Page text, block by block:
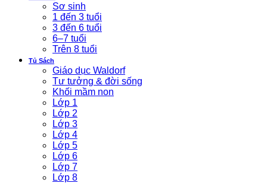
Sơ sinh
1 đến 3 tuổi
3 đến 6 tuổi
6–7 tuổi
Trên 8 tuổi
Tủ Sách
Giáo dục Waldorf
Tư tưởng & đời sống
Khối mầm non
Lớp 1
Lớp 2
Lớp 3
Lớp 4
Lớp 5
Lớp 6
Lớp 7
Lớp 8